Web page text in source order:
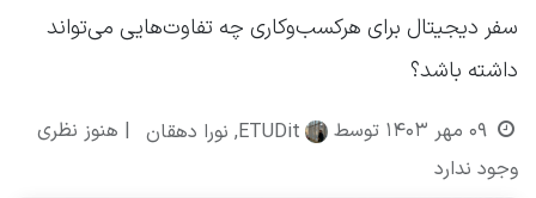
سفر دیجیتال برای هرکسب‌وکاری چه تفاوت‌هایی می‌تواند
داشته باشد؟
۰۹ مهر ۱۴۰۳ توسط ETUDit, نورا دهقان
| هنوز نظری
وجود ندارد